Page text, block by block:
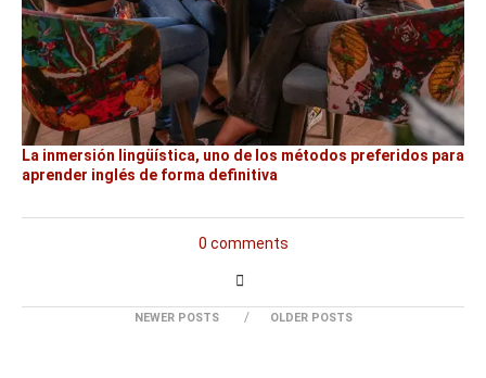
La inmersión lingüística, uno de los métodos preferidos para
aprender inglés de forma definitiva
0 comments
NEWER POSTS OLDER POSTS